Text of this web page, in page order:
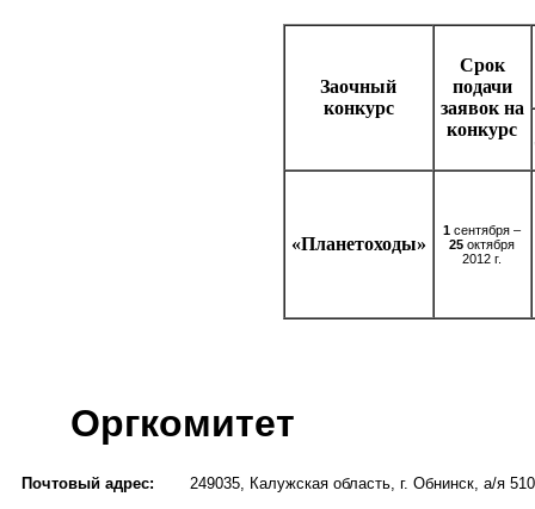
Заочный
конкурс
Срок
подачи
заявок на
конкурс
«Планетоходы»
1 сентября –
25 октября
2012 г.
Оргкомитет
Почтовый адрес: 249035, Калужская область, г. Обнинск, а/я